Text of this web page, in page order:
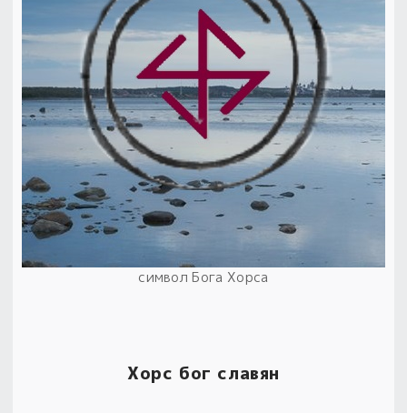
Товары недели
Безоплатная доставка
на заказ от 4 тыс. руб. со скидкой
Оберег в подарок
к заказу от 3 тыс. руб.
символ Бога Хорса
Хорс бог славян